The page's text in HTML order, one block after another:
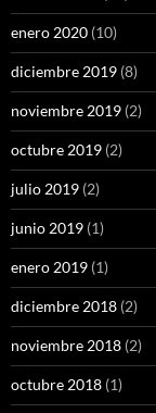
enero 2020 (10)
diciembre 2019 (8)
noviembre 2019 (2)
octubre 2019 (2)
julio 2019 (2)
junio 2019 (1)
enero 2019 (1)
diciembre 2018 (2)
noviembre 2018 (2)
octubre 2018 (1)